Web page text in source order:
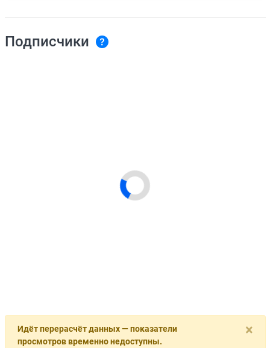
Подписчики
×
Идёт перерасчёт данных — показатели
просмотров временно недоступны.